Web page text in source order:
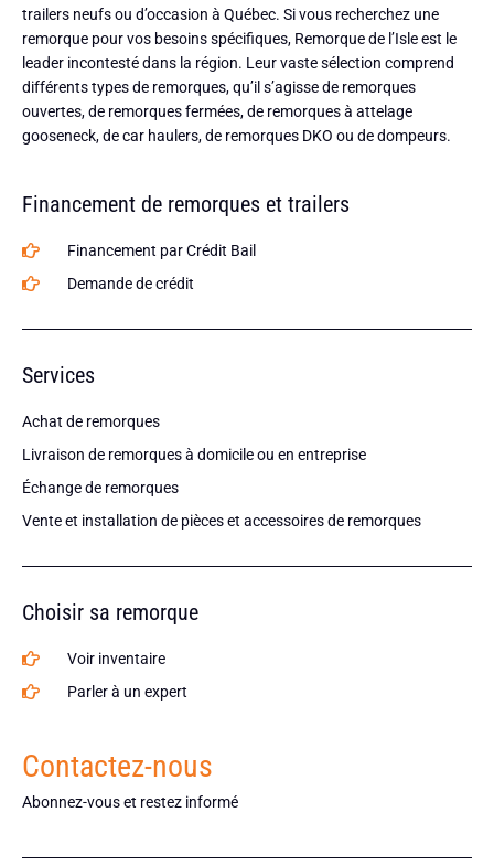
trailers neufs ou d’occasion à Québec. Si vous recherchez une
remorque pour vos besoins spécifiques, Remorque de l’Isle est le
leader incontesté dans la région. Leur vaste sélection comprend
différents types de remorques, qu’il s’agisse de remorques
ouvertes, de remorques fermées, de remorques à attelage
gooseneck, de car haulers, de remorques DKO ou de dompeurs.
Financement de remorques et trailers
Financement par Crédit Bail
Demande de crédit
Services
Achat de remorques
Livraison de remorques à domicile ou en entreprise
Échange de remorques
Vente et installation de pièces et accessoires de remorques
Choisir sa remorque
Voir inventaire
Parler à un expert
Contactez-nous
Abonnez-vous et restez informé